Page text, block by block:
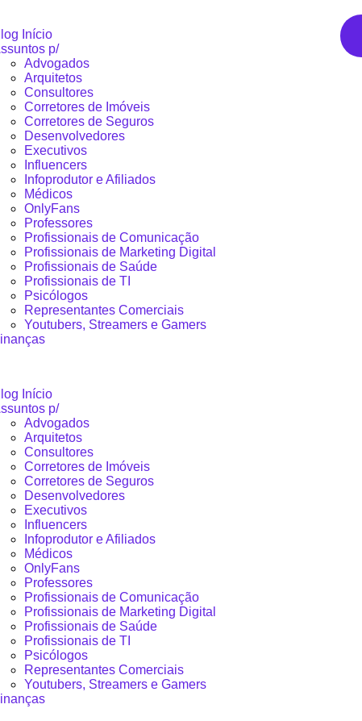
Início
p/
Advogados
Arquitetos
Consultores
Corretores de Imóveis
Corretores de Seguros
Desenvolvedores
Executivos
Influencers
Infoprodutor e Afiliados
Médicos
OnlyFans
Professores
Profissionais de Comunicação
Profissionais de Marketing Digital
Profissionais de Saúde
Profissionais de TI
Psicólogos
Representantes Comerciais
Youtubers, Streamers e Gamers
Início
p/
Advogados
Arquitetos
Consultores
Corretores de Imóveis
Corretores de Seguros
Desenvolvedores
Executivos
Influencers
Infoprodutor e Afiliados
Médicos
OnlyFans
Professores
Profissionais de Comunicação
Profissionais de Marketing Digital
Profissionais de Saúde
Profissionais de TI
Psicólogos
Representantes Comerciais
Youtubers, Streamers e Gamers